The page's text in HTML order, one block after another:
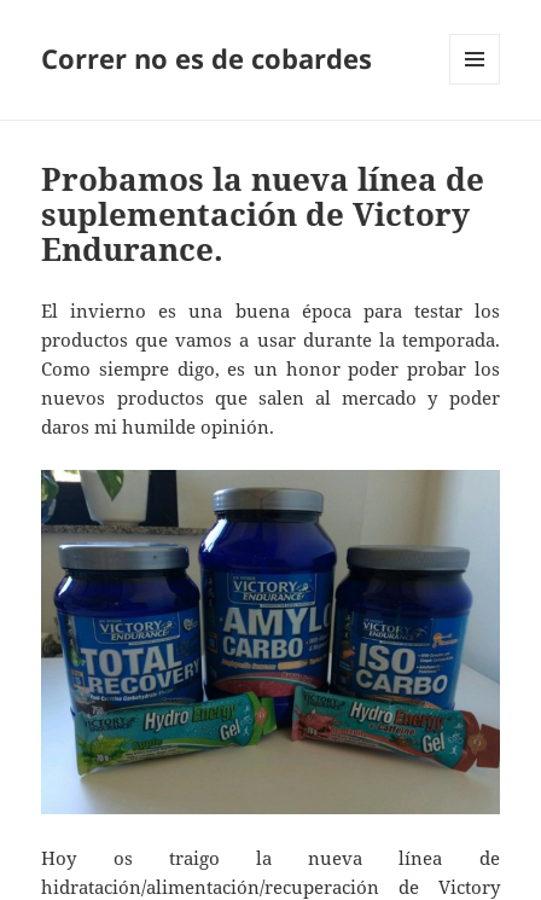
Correr no es de cobardes
Probamos la nueva línea de
suplementación de Victory
Endurance.
El invierno es una buena época para testar los
productos que vamos a usar durante la temporada.
Como siempre digo, es un honor poder probar los
nuevos productos que salen al mercado y poder
daros mi humilde opinión.
Hoy os traigo la nueva línea de
hidratación/alimentación/recuperación de Victory